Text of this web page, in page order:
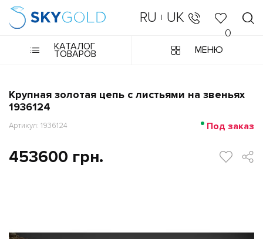
RU | UK
0
КАТАЛОГ
ТОВАРОВ МЕНЮ
Крупная золотая цепь с листьями на звеньях
1936124
Артикул: 1936124 Под заказ
453600 грн.